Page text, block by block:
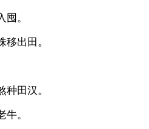
。
出田。
田汉。
。